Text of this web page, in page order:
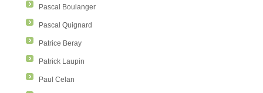
Pascal Boulanger
Pascal Quignard
Patrice Beray
Patrick Laupin
Paul Celan